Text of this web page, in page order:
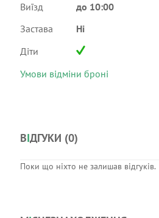
Виїзд
до 10:00
Застава
Ні
Діти
Умови відміни броні
ВІДГУКИ (0)
Поки що ніхто не залишав відгуків.